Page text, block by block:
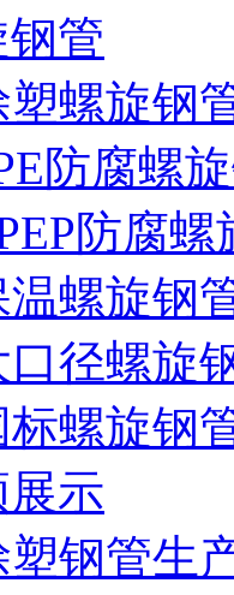
管
塑螺旋钢
防腐螺
防腐螺
温螺旋钢
口径螺旋
标螺旋钢
示
塑钢管生